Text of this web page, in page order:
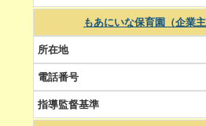
もあにいな保育園（企業